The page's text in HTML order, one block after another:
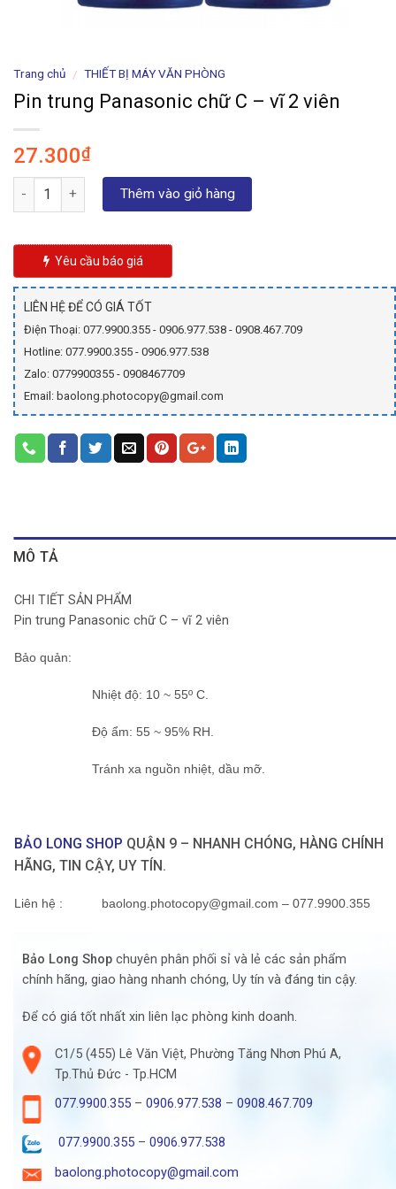
Trang chủ / THIẾT BỊ MÁY VĂN PHÒNG
Pin trung Panasonic chữ C – vĩ 2 viên
27.300₫
Số lượng Thêm vào giỏ hàng
Yêu cầu báo giá
LIÊN HỆ ĐỂ CÓ GIÁ TỐT
Điện Thoại: 077.9900.355 - 0906.977.538 - 0908.467.709
Hotline: 077.9900.355 - 0906.977.538
Zalo: 0779900355 - 0908467709
Email: baolong.photocopy@gmail.com
MÔ TẢ
CHI TIẾT SẢN PHẨM
Pin trung Panasonic chữ C – vĩ 2 viên
Bảo quản:
Nhiệt độ: 10 ~ 55º C.
Độ ẩm: 55 ~ 95% RH.
Tránh xa nguồn nhiệt, dầu mỡ.
BẢO LONG SHOP QUẬN 9 – NHANH CHÓNG, HÀNG CHÍNH
HÃNG, TIN CẬY, UY TÍN.
Liên hệ : baolong.photocopy@gmail.com – 077.9900.355
Bảo Long Shop chuyên phân phối sỉ và lẻ các sản phẩm
chính hãng, giao hàng nhanh chóng, Uy tín và đáng tin cậy.
Để có giá tốt nhất xin liên lạc phòng kinh doanh.
C1/5 (455) Lê Văn Việt, Phường Tăng Nhơn Phú A,
Tp.Thủ Đức - Tp.HCM
077.9900.355– 0906.977.538 – 0908.467.709
077.9900.355– 0906.977.538
baolong.photocopy@gmail.com